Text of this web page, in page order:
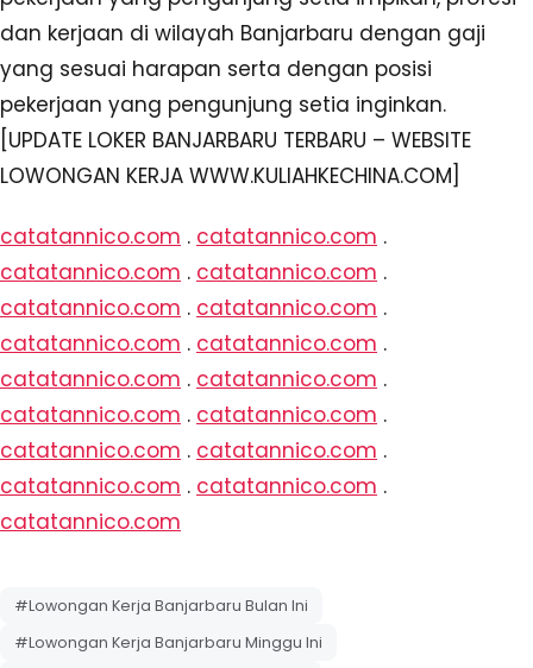
dan kerjaan di wilayah Banjarbaru dengan gaji
yang sesuai harapan serta dengan posisi
pekerjaan yang pengunjung setia inginkan.
[UPDATE LOKER BANJARBARU TERBARU – WEBSITE
LOWONGAN KERJA WWW.KULIAHKECHINA.COM]
catatannico.com . catatannico.com .
catatannico.com . catatannico.com .
catatannico.com . catatannico.com .
catatannico.com . catatannico.com .
catatannico.com . catatannico.com .
catatannico.com . catatannico.com .
catatannico.com . catatannico.com .
catatannico.com . catatannico.com .
catatannico.com
#Lowongan Kerja Banjarbaru Bulan Ini
#Lowongan Kerja Banjarbaru Minggu Ini